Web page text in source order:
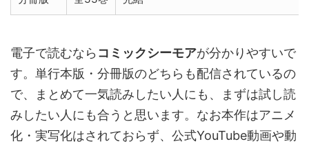
電子で読むなら コミックシーモアが分かりやすいで
す。単行本版・分冊版のどちらも配信されているの
で、まとめて一気読みしたい人にも、まずは試し読
みしたい人にも合うと思います。なお本作はアニメ
化・実写化はされておらず、公式YouTube動画や動